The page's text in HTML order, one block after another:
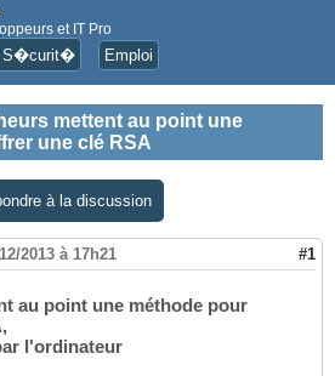
et IT Pro
S�curit� Emploi
mettent au point une
une clé RSA
à la discussion
2013 à 17h21 #1
au point une méthode pour
l'ordinateur